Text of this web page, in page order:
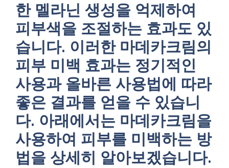
한 멜라닌 생성을 억제하여
피부색을 조절하는 효과도 있
습니다. 이러한 마데카크림의
피부 미백 효과는 정기적인
사용과 올바른 사용법에 따라
좋은 결과를 얻을 수 있습니
다. 아래에서는 마데카크림을
사용하여 피부를 미백하는 방
법을 상세히 알아보겠습니다.